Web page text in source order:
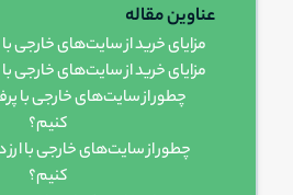
عناوین مقاله
مزایای خرید از سایت‌های خارجی با
مزایای خرید از سایت‌های خارجی
چطور از سایت‌های خارجی با
کنیم؟
چطور از سایت‌های خارجی با ارز
کنیم؟